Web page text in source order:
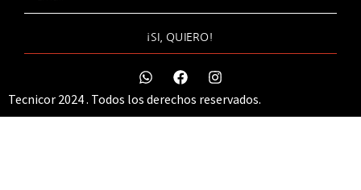
¡SI, QUIERO!
Tecnicor 2024 . Todos los derechos reservados.